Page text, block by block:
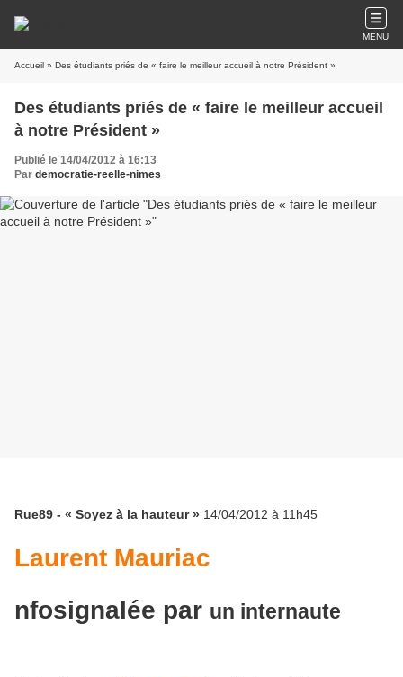
MENU
Accueil » Des étudiants priés de « faire le meilleur accueil à notre Président »
Des étudiants priés de « faire le meilleur accueil
à notre Président »
Publié le 14/04/2012 à 16:13
Par democratie-reelle-nimes
Rue89 - « Soyez à la hauteur » 14/04/2012 à 11h45
Laurent Mauriac
nfosignalée par un internaute